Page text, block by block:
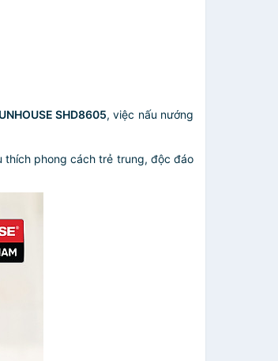
SHD8605, việc nấu nướng
thích phong cách trẻ trung, độc đáo